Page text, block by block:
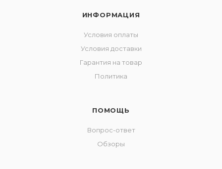
ИНФОРМАЦИЯ
Условия оплаты
Условия доставки
Гарантия на товар
Политика
ПОМОЩЬ
Вопрос-ответ
Обзоры